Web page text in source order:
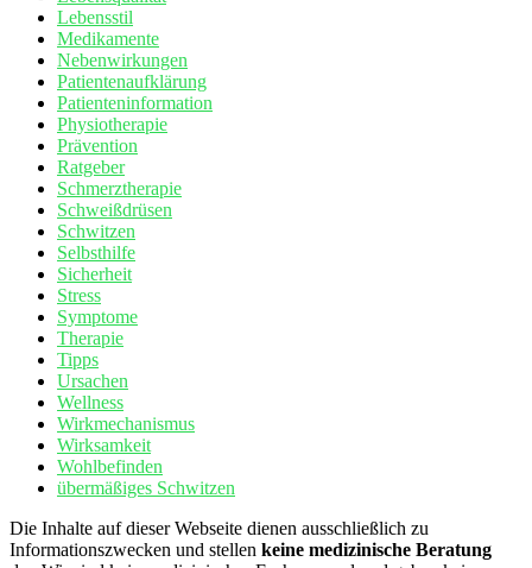
Lebensstil
Medikamente
Nebenwirkungen
Patientenaufklärung
Patienteninformation
Physiotherapie
Prävention
Ratgeber
Schmerztherapie
Schweißdrüsen
Schwitzen
Selbsthilfe
Sicherheit
Stress
Symptome
Therapie
Tipps
Ursachen
Wellness
Wirkmechanismus
Wirksamkeit
Wohlbefinden
übermäßiges Schwitzen
Die Inhalte auf dieser Webseite dienen ausschließlich zu
Informationszwecken und stellen keine medizinische Beratung